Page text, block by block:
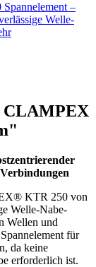
–
Welle-
KTR 250 von
Welle-Nabe-
Wellen und
für
da keine
erforderlich ist.